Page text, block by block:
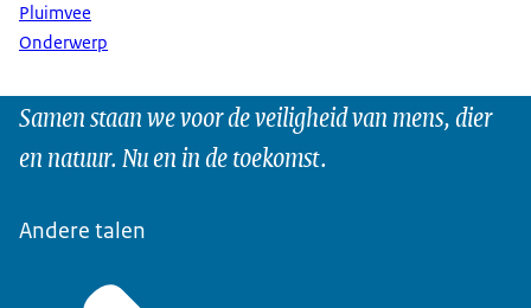
Pluimvee
Onderwerp
Samen staan we voor de veiligheid van mens, dier
en natuur. Nu en in de toekomst.
Andere talen